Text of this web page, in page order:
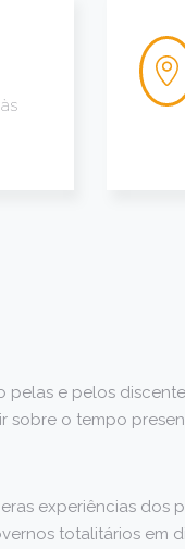
e pelos
sobre o tempo
experiências dos
totalitários em